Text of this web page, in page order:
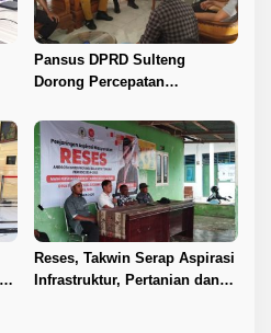
Pansus DPRD Sulteng
Dorong Percepatan
Sawit di Toli-Toli
Reses, Takwin Serap Aspirasi
Infrastruktur, Pertanian dan